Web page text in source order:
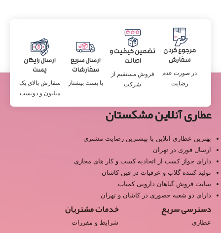
مرجوع کردن
سفارش
در صورت عدم
رضایت
تضمین کیفیت و
اصالت
فروش مستقیم از
شرکت
ارسال سریع
سفارشات
با پست پیشتاز
ارسال رایگان
پست
سفارش بالای یک
میلیون و دویست
عطاری آنلاین مشکستان
بهترین عطاری آنلاین با بیشترین رضایت مشتری
ارسال فوری در تهران
دارای جواز کسب از اتحادیه کسب و کار های مجازی
تولید کننده گلاب و عرقیات در فین کاشان
سایت فروش گیاهان دارویی کمیاب
دارای دو شعبه حضوری در کاشان و تهران
دسترسی سریع
عطاری
خدمات مشتریان
شرایط و مقررات